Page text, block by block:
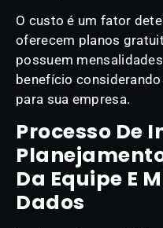
O custo é um fator
oferecem planos
possuem
benefício
para sua empresa.
Processo De
Da Equipe E
Dados